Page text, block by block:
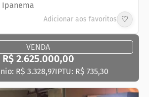
Ipanema
Adicionar aos favoritos ♡
VENDA
R$ 2.625.000,00
R$ 3.328,97IPTU: R$ 735,30